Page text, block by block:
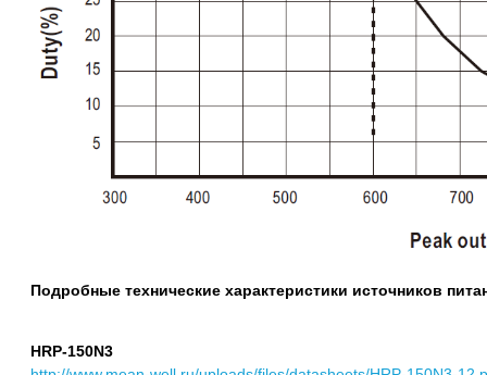
Подробные технические характеристики источников
HRP-150N3